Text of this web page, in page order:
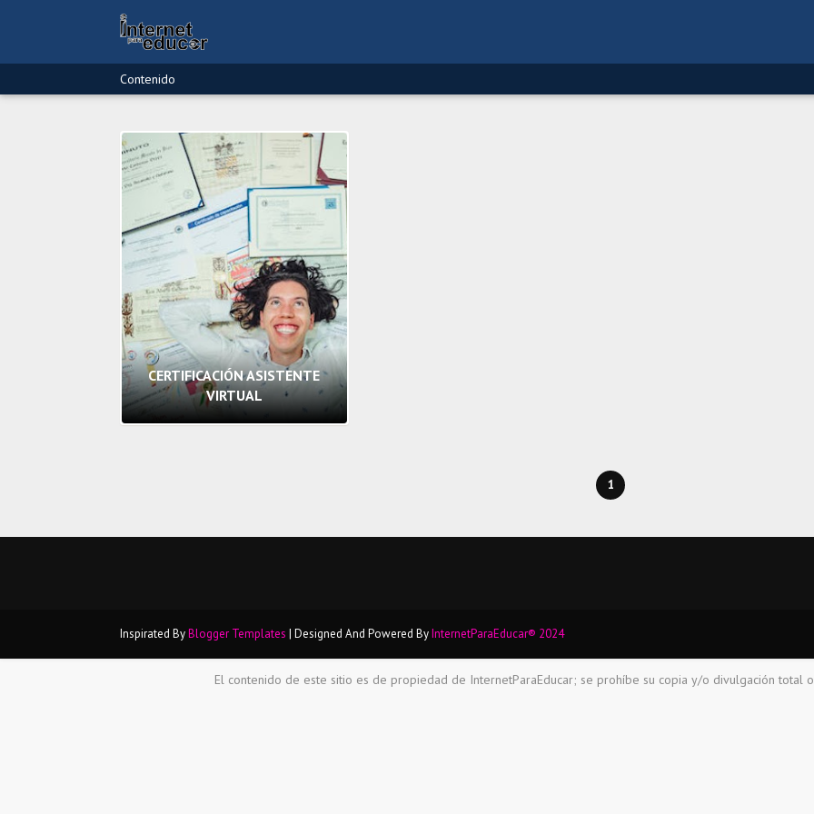
Contenido
CERTIFICACIÓN ASISTENTE
VIRTUAL
1
Inspirated ByBlogger Templates | Designed And Powered ByInternetParaEducar® 2024
El contenido de este sitio es de propiedad de InternetParaEducar; se prohíbe su copia y/o divulgación total